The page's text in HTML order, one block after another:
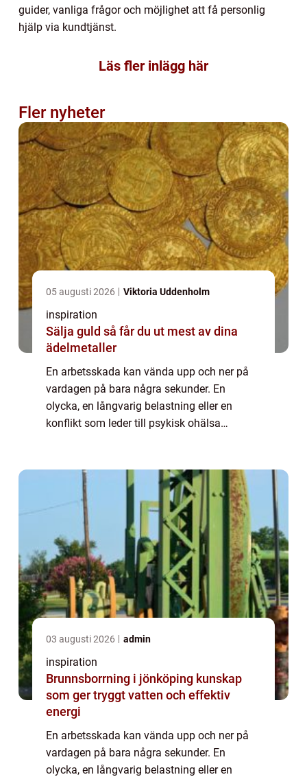
guider, vanliga frågor och möjlighet att få personlig
hjälp via kundtjänst.
Läs fler inlägg här
Fler nyheter
05 augusti 2026 Viktoria Uddenholm
inspiration
Sälja guld så får du ut mest av dina
ädelmetaller
En arbetsskada kan vända upp och ner på
vardagen på bara några sekunder. En
olycka, en långvarig belastning eller en
konflikt som leder till psykisk ohälsa
försäkringar ...
03 augusti 2026 admin
inspiration
Brunnsborrning i jönköping kunskap
som ger tryggt vatten och effektiv
energi
En arbetsskada kan vända upp och ner på
vardagen på bara några sekunder. En
olycka, en långvarig belastning eller en